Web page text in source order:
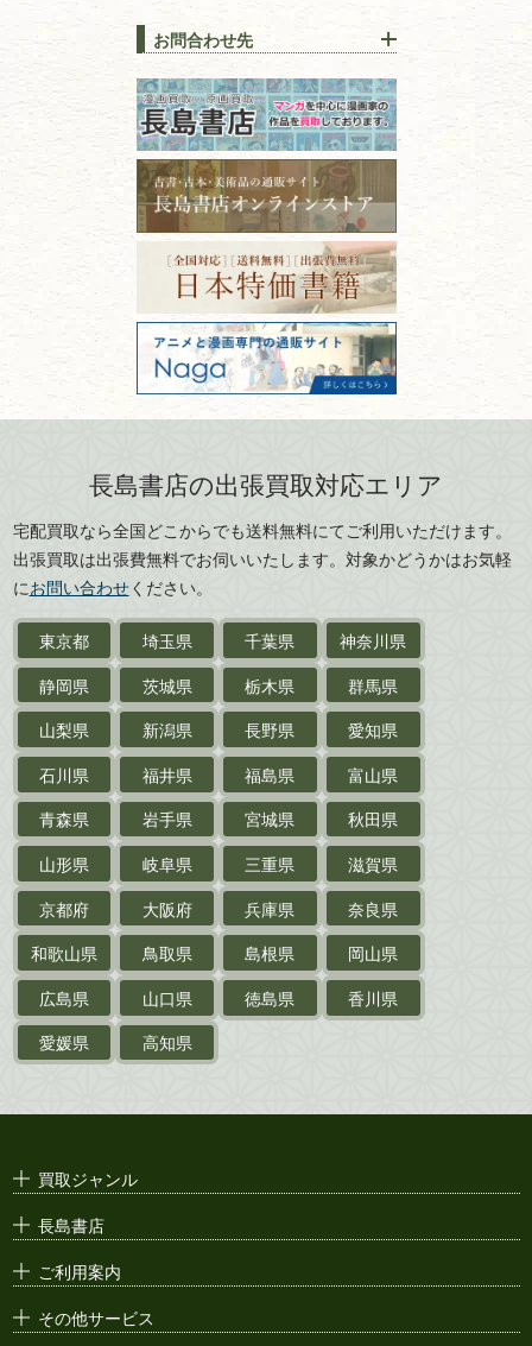
趣味・教養
書道
拓本・法帖・碑帖
篆刻・印譜
書道具
美術書・アート本・
デザイン本
カメラ・撮影術
版画・リトグラフ・
刀剣・鎧・甲冑
武道書・武術書
近代文学・
サイン色紙
作家草稿・原稿・肉筆物
探偵小説・推理小説
乗物
鉄道・
電車・バス
戦前・戦中の紙物・資料
絵葉書
支那・満洲・朝鮮・
台湾関係古資料
ポスター・チラシ・
古本を高く売る方法！買取で
上手な売り方のコツを解説
因！適切な管理で長持ちさせ
るコツ
古本は汚れていると買取でき
ない？適切な保管方法とクリ
ーニング！
ISBNコードとは？書籍の識別
番号の意味と役割を解説
価値ある古書を売るポイント
と注意点
栃木県
山梨県
新潟県
長野県
愛知県
石川県
福井県
福島県
富山県
青森県
岩手県
宮城県
秋田県
山形県
岐阜県
三重県
滋賀県
京都府
大阪府
兵庫県
奈良県
島根県
岡山県
徳島県
香川県
愛媛県
お問合わせ先
古本買取専門店 長島書店
〒101-0051
東京都千代田区神田神保町2-5-1
フリーダイヤル：0120-414-548
電話：03-3512-8115
FAX：03-3512-8116
古物商許可：東京都公安委員会 第
301028901712号
古物商名称：有限会社長島書店
長島書店の出張買取対応エリア
宅配買取なら全国どこからでも送料無料にてご利用いただけます。
出張買取は出張費無料でお伺いいたします。対象かどうかはお気軽
にお問い合わせください。
東京都 埼玉県 千葉県
神奈川県
静岡県
茨城県 栃木県
群馬県
山梨県
新潟県 長野県
愛知県
石川県
福井県 福島県
富山県
青森県
岩手県 宮城県
秋田県
山形県
岐阜県 三重県
滋賀県
京都府
大阪府 兵庫県
奈良県
和歌山県
鳥取県 島根県
岡山県
広島県
山口県 徳島県
香川県
愛媛県
高知県
買取ジャンル
長島書店
ご利用案内
その他サービス